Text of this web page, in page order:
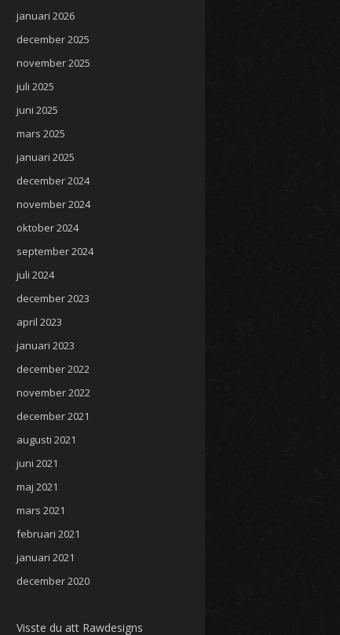
januari 2026
december 2025
november 2025
juli 2025
juni 2025
mars 2025
januari 2025
december 2024
november 2024
oktober 2024
september 2024
juli 2024
december 2023
april 2023
januari 2023
december 2022
november 2022
december 2021
augusti 2021
juni 2021
maj 2021
mars 2021
februari 2021
januari 2021
december 2020
Visste du att Rawdesigns